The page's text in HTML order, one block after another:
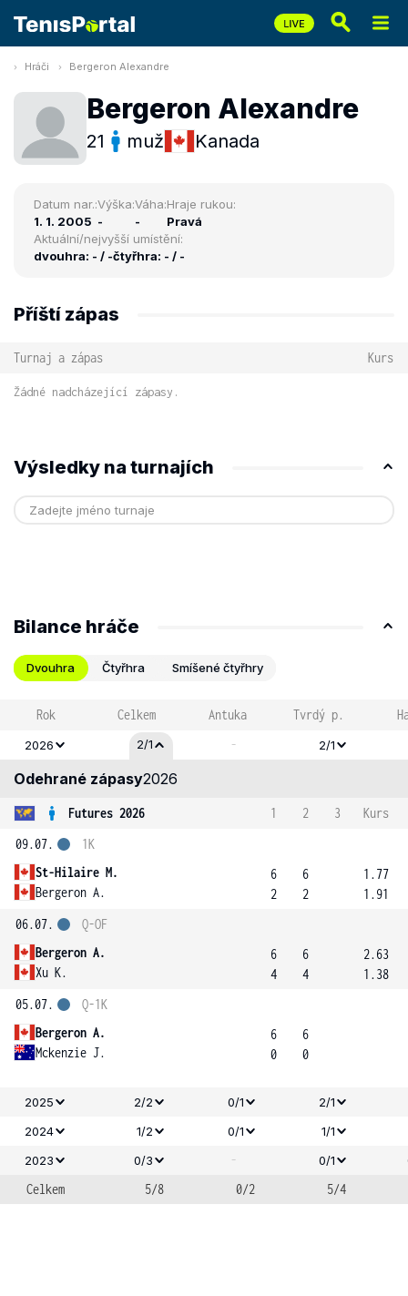
Hráči Bergeron Alexandre
Bergeron Alexandre
21 muž Kanada
Datum nar.:
1. 1. 2005
Výška:
-
Váha:
-
Hraje rukou:
Pravá
Aktuální/nejvyšší umístění:
dvouhra: - / -čtyřhra: - / -
Příští zápas
Turnaj a zápas Kurs
Žádné nadcházející zápasy.
Výsledky na turnajích
Bilance hráče
Dvouhra Čtyřhra Smíšené čtyřhry
Rok Celkem Antuka Tvrdý p.
2026 2/1 - 2/1
Odehrané zápasy2026
Futures 2026 1 2 3
Kurs
09.07.
St-Hilaire M.
Bergeron A.
1K
6
2
6
2
1.77
1.91
06.07.
Bergeron A.
Xu K.
Q-OF
6
4
6
4
2.63
1.38
05.07.
Bergeron A.
Mckenzie J.
Q-1K
6
0
6
0
2025 2/2 0/1
2/1
2024
1/2 0/1
1/1
2023
0/3 - 0/1
Celkem 5/8 0/2 5/4